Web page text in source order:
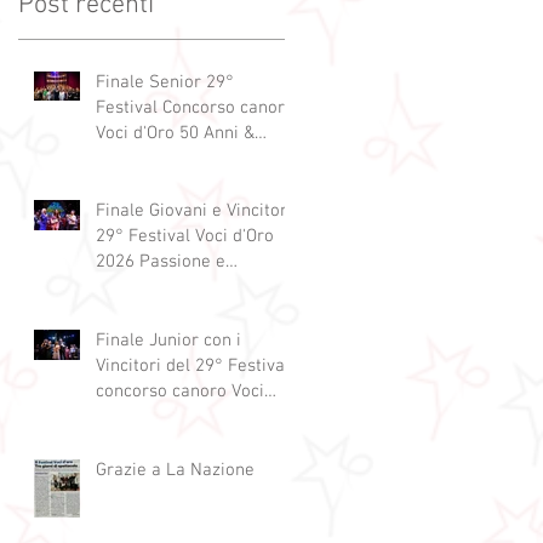
Finale Senior 29°
Festival Concorso canoro
Voci d'Oro 50 Anni &
abbracciano"
Finale Giovani e Vincitori
29° Festival Voci d'Oro
2026 Passione e
Finale Junior con i
Vincitori del 29° Festival
concorso canoro Voci
Grazie a La Nazione